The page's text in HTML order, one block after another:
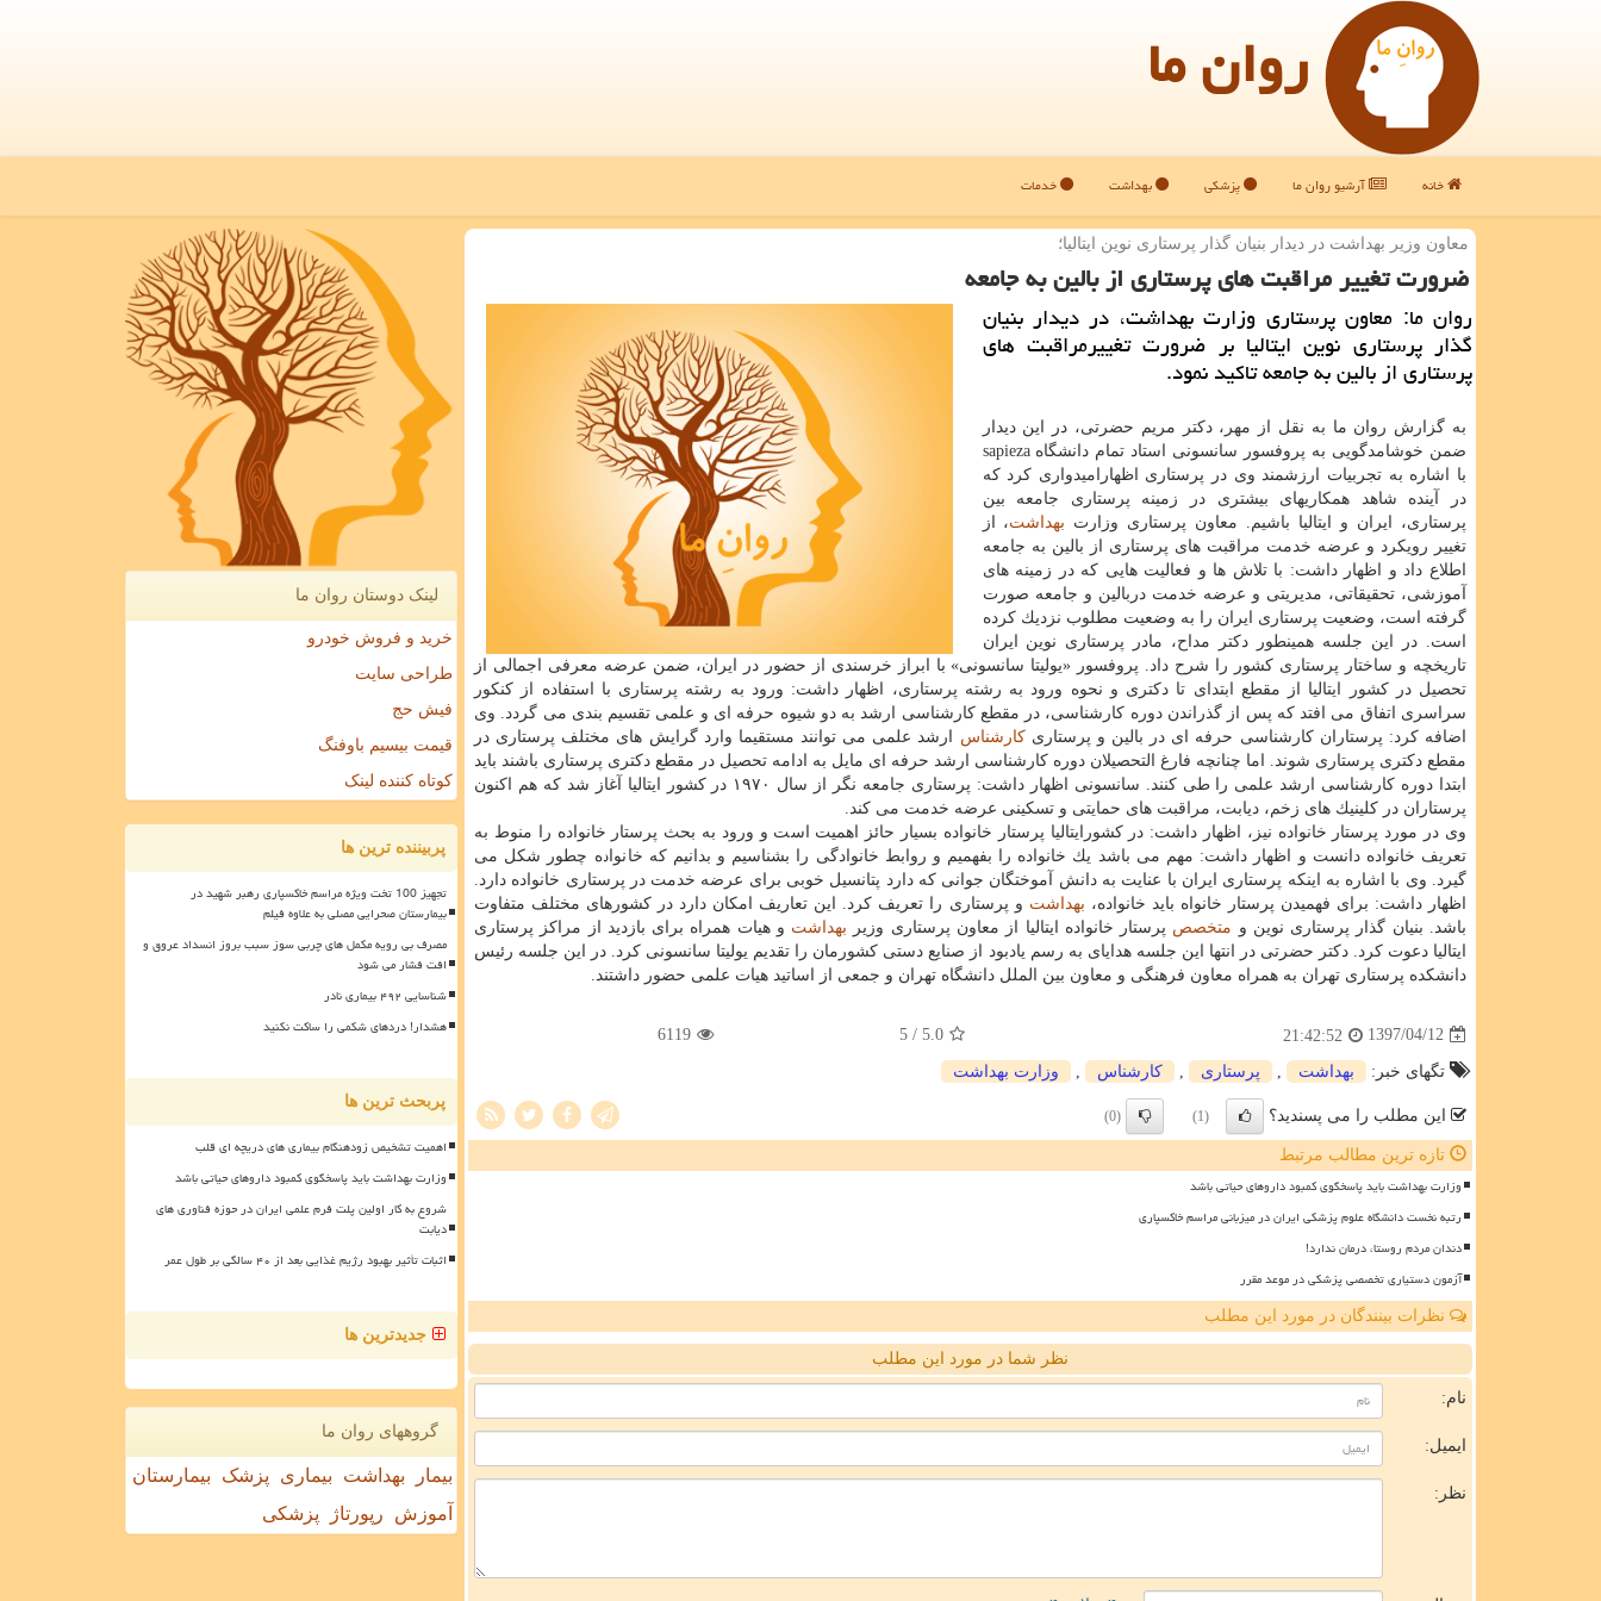
روان ما
خانه آرشیو روان ما پزشکی بهداشت خدمات
معاون وزیر بهداشت در دیدار بنیان گذار پرستاری نوین ایتالیا؛
ضرورت تغییر مراقبت های پرستاری از بالین به جامعه
روان ما: معاون پرستاری وزارت بهداشت، در دیدار بنیان
گذار پرستاری نوین ایتالیا بر ضرورت تغییرمراقبت های
پرستاری از بالین به جامعه تاكید نمود.
به گزارش روان ما به نقل از مهر، دكتر مریم حضرتی، در این دیدار
ضمن خوشامدگویی به پروفسور سانسونی استاد تمام دانشگاه sapieza
با اشاره به تجربیات ارزشمند وی در پرستاری اظهارامیدواری كرد كه
در آینده شاهد همكاریهای بیشتری در زمینه پرستاری جامعه بین
پرستاری، ایران و ایتالیا باشیم. معاون پرستاری وزارت بهداشت، از
تغییر رویكرد و عرضه خدمت مراقبت های پرستاری از بالین به جامعه
اطلاع داد و اظهار داشت: با تلاش ها و فعالیت هایی كه در زمینه های
آموزشی، تحقیقاتی، مدیریتی و عرضه خدمت دربالین و جامعه صورت
گرفته است، وضعیت پرستاری ایران را به وضعیت مطلوب نزدیك كرده
است. در این جلسه همینطور دكتر مداح، مادر پرستاری نوین ایران
تاریخچه و ساختار پرستاری كشور را شرح داد. پروفسور «یولیتا سانسونی» با ابراز خرسندی از حضور در ایران، ضمن عرضه معرفی اجمالی از
تحصیل در كشور ایتالیا از مقطع ابتدای تا دكتری و نحوه ورود به رشته پرستاری، اظهار داشت: ورود به رشته پرستاری با استفاده از كنكور
سراسری اتفاق می افتد كه پس از گذراندن دوره كارشناسی، در مقطع كارشناسی ارشد به دو شیوه حرفه ای و علمی تقسیم بندی می گردد. وی
اضافه كرد: پرستاران كارشناسی حرفه ای در بالین و پرستاریكارشناس ارشد علمی می توانند مستقیما وارد گرایش های مختلف پرستاری در
مقطع دكتری پرستاری شوند. اما چنانچه فارغ التحصیلان دوره كارشناسی ارشد حرفه ای مایل به ادامه تحصیل در مقطع دكتری پرستاری باشند باید
ابتدا دوره كارشناسی ارشد علمی را طی كنند. سانسونی اظهار داشت: پرستاری جامعه نگر از سال ۱۹۷۰ در كشور ایتالیا آغاز شد كه هم اكنون
پرستاران در كلینیك های زخم، دیابت، مراقبت های حمایتی و تسكینی عرضه خدمت می كند.
وی در مورد پرستار خانواده نیز، اظهار داشت: در كشورایتالیا پرستار خانواده بسیار حائز اهمیت است و ورود به بحث پرستار خانواده را منوط به
تعریف خانواده دانست و اظهار داشت: مهم می باشد یك خانواده را بفهمیم و روابط خانوادگی را بشناسیم و بدانیم كه خانواده چطور شكل می
گیرد. وی با اشاره به اینكه پرستاری ایران با عنایت به دانش آموختگان جوانی كه دارد پتانسیل خوبی برای عرضه خدمت در پرستاری خانواده دارد.
اظهار داشت: برای فهمیدن پرستار خانواه باید خانواده، بهداشت و پرستاری را تعریف كرد. این تعاریف امكان دارد در كشورهای مختلف متفاوت
باشد. بنیان گذار پرستاری نوین و متخصص پرستار خانواده ایتالیا از معاون پرستاری وزیر بهداشت و هیات همراه برای بازدید از مراكز پرستاری
ایتالیا دعوت كرد. دكتر حضرتی در انتها این جلسه هدایای به رسم یادبود از صنایع دستی كشورمان را تقدیم یولیتا سانسونی كرد. در این جلسه رئیس
دانشكده پرستاری تهران به همراه معاون فرهنگی و معاون بین الملل دانشگاه تهران و جمعی از اساتید هیات علمی حضور داشتند.
1397/04/12
21:42:52
5.0
/ 5
6119
تگهای خبر: بهداشت پرستاری كارشناس وزارت بهداشت
این مطلب را می پسندید؟ (1)
(0)
تازه ترین مطالب مرتبط
وزارت بهداشت باید پاسخگوی کمبود داروهای حیاتی باشد
رتبه نخست دانشگاه علوم پزشکی ایران در میزبانی مراسم خاکسپاری
دندان مردم روستا، درمان ندارد!
آزمون دستیاری تخصصی پزشکی در موعد مقرر
نظرات بینندگان در مورد این مطلب
نظر شما در مورد این مطلب
نام:
ایمیل:
نظر:
لینک دوستان روان ما
خرید و فروش خودرو
طراحی سایت
فیش حج
قیمت بیسیم باوفنگ
کوتاه کننده لینک
پربیننده ترین ها
تجهیز 100 تخت ویژه مراسم خاکسپاری رهبر شهید در
بیمارستان صحرایی مصلی به علاوه فیلم
مصرف بی رویه مکمل های چربی سوز سبب بروز انسداد عروق و
افت فشار می شود
شناسایی ۴۹۲ بیماری نادر
هشدار! دردهای شکمی را ساکت نکنید
پربحث ترین ها
اهمیت تشخیص زودهنگام بیماری های دریچه ای قلب
وزارت بهداشت باید پاسخگوی کمبود داروهای حیاتی باشد
شروع به کار اولین پلت فرم علمی ایران در حوزه فناوری های
دیابت
اثبات تأثیر بهبود رژیم غذایی بعد از ۴۰ سالگی بر طول عمر
جدیدترین ها
گروههای روان ما
بیمار بهداشت بیماری پزشک
بیمارستان
آموزش
رپورتاژ پزشکی